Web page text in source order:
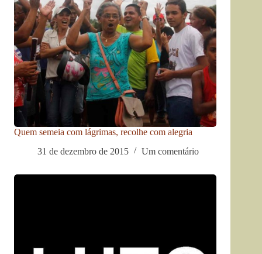
Quem semeia com lágrimas, recolhe com alegria
31 de dezembro de 2015
Um comentário